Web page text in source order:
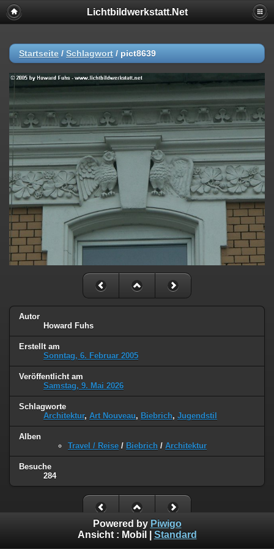
Lichtbildwerkstatt.Net
Startseite / Schlagwort / pict8639
Autor
Howard Fuhs
Erstellt am
Sonntag, 6. Februar 2005
Veröffentlicht am
Samstag, 9. Mai 2026
Schlagworte
Architektur, Art Nouveau, Biebrich, Jugendstil
Alben
Travel / Reise / Biebrich / Architektur
Besuche
284
Powered by Piwigo
Ansicht : Mobil Standard